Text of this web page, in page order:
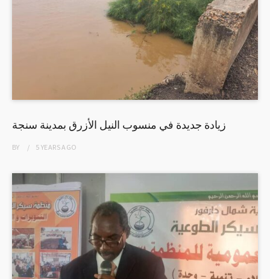
زيادة جديدة في منسوب النيل الأزرق بمدينة سنجة
BY 5 YEARSAGO